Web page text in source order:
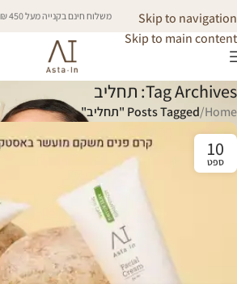
Skip to navigation
Skip to main content
משלוח חינם בקנייה מעל 450 ₪
Tag Archives: תחליב
Home
/Posts Tagged "תחליב"
10
ספט